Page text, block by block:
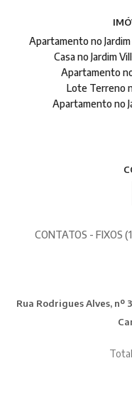
Apartamento no
Casa no Jardim
Apartamento
Lote Terreno
Apartamento no
CONTATOS - FIXOS
Rua Rodrigues Alves, nº